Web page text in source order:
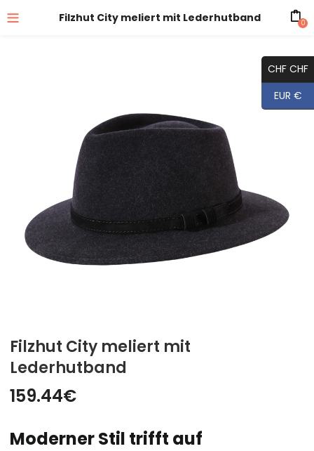
Filzhut City meliert mit Lederhutband 0
Filzhut City meliert mit
Lederhutband
159.44€
Moderner Stil trifft auf
CHF CHF
EUR €